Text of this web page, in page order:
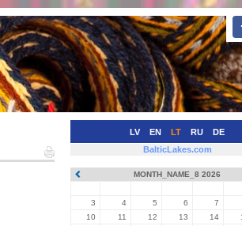
LV EN LT RU DE
BalticLakes.com
MONTH_NAME_8 2026
3
4 5 6 7
10
11 12 13 14